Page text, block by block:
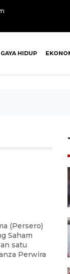
GAYA HIDUP
(Persero)
Saham
satu
Perwira